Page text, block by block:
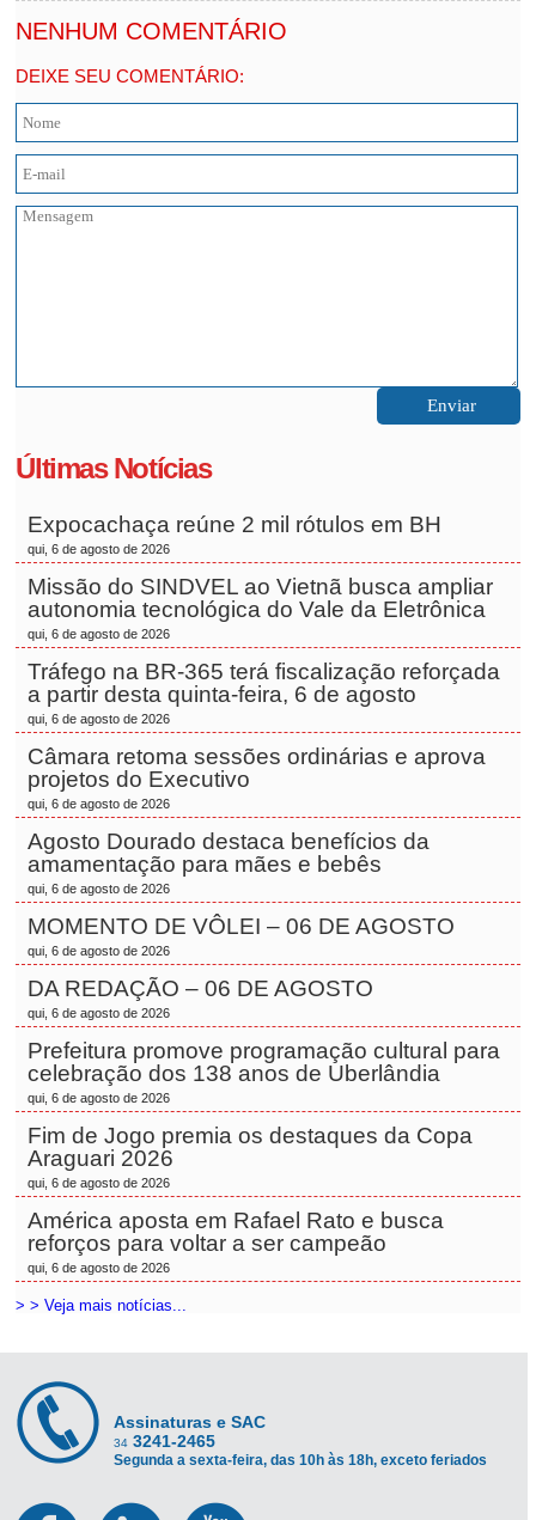
NENHUM COMENTÁRIO
DEIXE SEU COMENTÁRIO:
Últimas Notícias
Expocachaça reúne 2 mil rótulos em BH
qui, 6 de agosto de 2026
Missão do SINDVEL ao Vietnã busca ampliar
autonomia tecnológica do Vale da Eletrônica
qui, 6 de agosto de 2026
Tráfego na BR-365 terá fiscalização reforçada
a partir desta quinta-feira, 6 de agosto
qui, 6 de agosto de 2026
Câmara retoma sessões ordinárias e aprova
projetos do Executivo
qui, 6 de agosto de 2026
Agosto Dourado destaca benefícios da
amamentação para mães e bebês
qui, 6 de agosto de 2026
MOMENTO DE VÔLEI – 06 DE AGOSTO
qui, 6 de agosto de 2026
DA REDAÇÃO – 06 DE AGOSTO
qui, 6 de agosto de 2026
Prefeitura promove programação cultural para
celebração dos 138 anos de Uberlândia
qui, 6 de agosto de 2026
Fim de Jogo premia os destaques da Copa
Araguari 2026
qui, 6 de agosto de 2026
América aposta em Rafael Rato e busca
reforços para voltar a ser campeão
qui, 6 de agosto de 2026
> > Veja mais notícias...
Assinaturas e SAC
34 3241-2465
Segunda a sexta-feira, das 10h às 18h, exceto feriados